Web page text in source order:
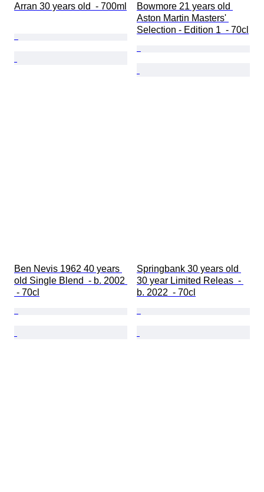
Arran 30 years old  - 700ml
Bowmore 21 years old
Aston Martin Masters'
Selection - Edition 1  - 70cl
Ben Nevis 1962 40 years
old Single Blend  - b. 2002
- 70cl
Springbank 30 years old
30 year Limited Releas  -
b. 2022  - 70cl